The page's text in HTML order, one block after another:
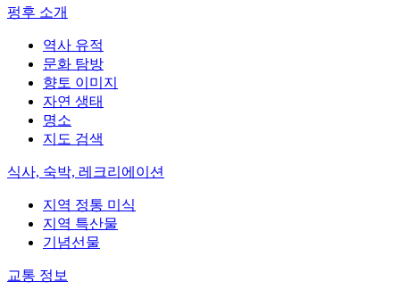
펑후 소개
역사 유적
문화 탐방
향토 이미지
자연 생태
명소
지도 검색
식사, 숙박, 레크리에이션
지역 정통 미식
지역 특산물
기념선물
교통 정보